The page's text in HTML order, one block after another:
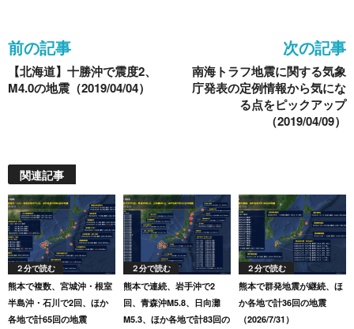
o
k
前の記事
【北海道】十勝沖で震度2、
M4.0の地震（2019/04/04）
次の記事
南海トラフ地震に関する気象
庁発表の定例情報から気にな
る点をピックアップ
（2019/04/09）
関連記事
２分で読む
熊本で複数、宮城沖・根室
半島沖・石川で2回、ほか
各地で計65回の地震
２分で読む
熊本で連続、岩手沖で2
回、青森沖M5.8、日向灘
M5.3、ほか各地で計83回の
２分で読む
熊本で群発地震が継続、ほ
か各地で計36回の地震
（2026/7/31）